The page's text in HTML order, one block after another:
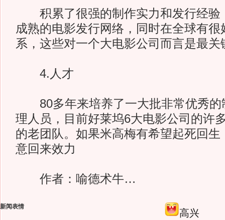
积累了很强的制作实力和发行经验
成熟的电影发行网络，同时在全球有很
系，这些对一个大电影公司而言是最关
4.人才
80多年来培养了一大批非常优秀的
理人员，目前好莱坞6大电影公司的许
的老团队。如果米高梅有希望起死回生
意回来效力
作者：喻德术牛…
新闻表情
高兴